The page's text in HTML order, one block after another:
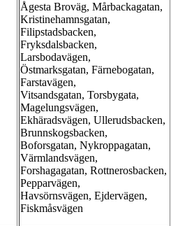
Ågesta Broväg, Mårbackagatan,
Kristinehamnsgatan,
Filipstadsbacken,
Fryksdalsbacken,
Larsbodavägen,
Östmarksgatan, Färnebogatan,
Farstavägen,
Vitsandsgatan, Torsbygata,
Magelungsvägen,
Ekhäradsvägen, Ullerudsbacken,
Brunnskogsbacken,
Boforsgatan, Nykroppagatan,
Värmlandsvägen,
Forshagagatan, Rottnerosbacken,
Pepparvägen,
Havsörnsvägen, Ejdervägen,
Fiskmåsvägen